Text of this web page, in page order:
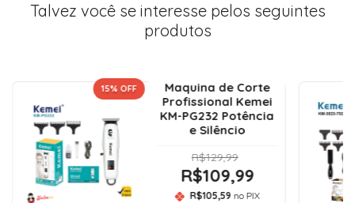
Talvez você se interesse pelos seguintes
produtos
15% OFF
Maquina de Corte
Profissional Kemei
KM-PG232 Potência
e Silêncio
R$129,99
R$109,99
R$105,59 no PIX